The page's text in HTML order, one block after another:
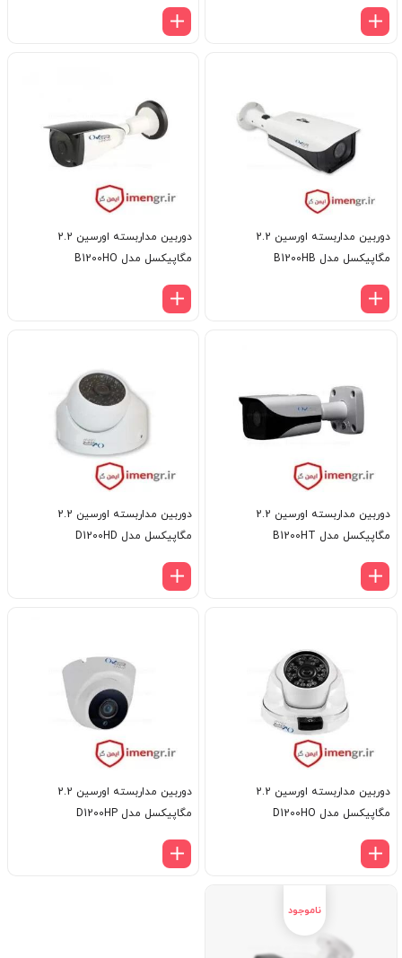
دوربین مداربسته اورسین 2.2
مگاپیکسل مدل B1200HB
دوربین مداربسته اورسین 2.2
مگاپیکسل مدل B1200HO
دوربین مداربسته اورسین 2.2
مگاپیکسل مدل B1200HT
دوربین مداربسته اورسین 2.2
مگاپیکسل مدل D1200HD
دوربین مداربسته اورسین 2.2
مگاپیکسل مدل D1200HO
دوربین مداربسته اورسین 2.2
مگاپیکسل مدل D1200HP